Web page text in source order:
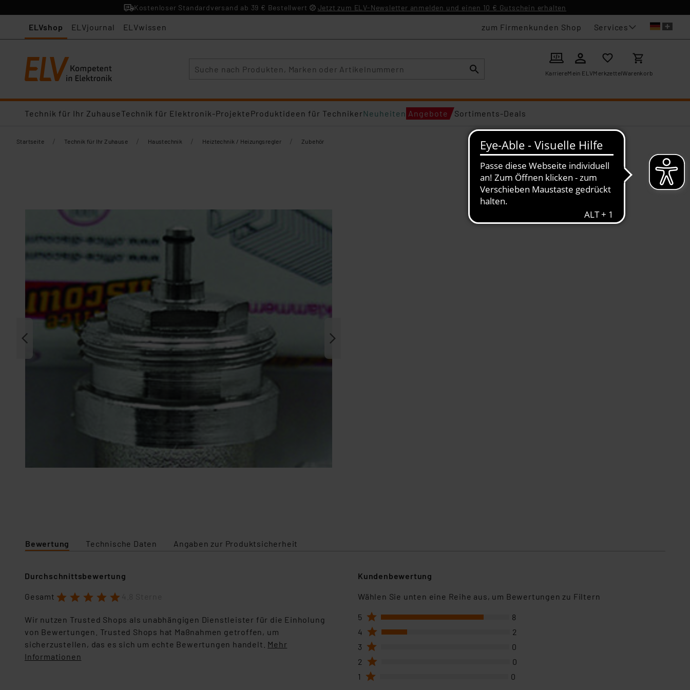
Kostenloser Standardversand ab 39 € Bestellwert Jetzt zum ELV-Newsletter anmelden und einen 10 € Gutschein erhalten
ELVshop ELVjournal ELVwissen zum Firmenkunden Shop Services
KarriereMein ELVMerkzettelWarenkorb
Technik für Ihr ZuhauseTechnik für Elektronik-ProjekteProduktideen für TechnikerNeuheiten Angebote Sortiments-Deals
Startseite / Technik für Ihr Zuhause / Haustechnik / Heiztechnik / Heizungsregler / Zubehör
Bewertung Technische Daten Angaben zur Produktsicherheit
Durchschnittsbewertung
Gesamt 1 2 3 4 5
Wir nutzen Trusted Shops als unabhängigen Dienstleister für die Einholung
von Bewertungen. Trusted Shops hat Maßnahmen getroffen, um
sicherzustellen, das es sich um echte Bewertungen handelt. Mehr
Informationen
Kundenbewertung
Wählen Sie unten eine Reihe aus, um Bewertungen zu Filtern
1 1 0
2 1 0
3 1 0
4 1 2
5 1 8